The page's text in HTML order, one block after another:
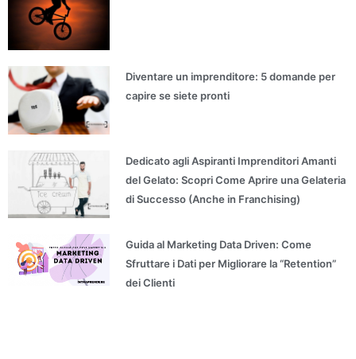
Diventare un imprenditore: 5 domande per
capire se siete pronti
Dedicato agli Aspiranti Imprenditori Amanti
del Gelato: Scopri Come Aprire una Gelateria
di Successo (Anche in Franchising)
Guida al Marketing Data Driven: Come
Sfruttare i Dati per Migliorare la “Retention”
dei Clienti